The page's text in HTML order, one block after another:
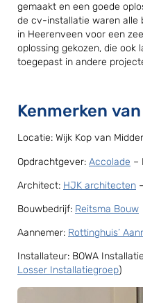
gemaakt en een goede
de cv-installatie waren alle
in Heerenveen voor een
oplossing gekozen, die ook
toegepast in andere
Kenmerken
Locatie: Wijk Kop van
Opdrachtgever: Accolade –
Architect: HJK architecten
Bouwbedrijf: Reitsma Bouw
Aannemer: Rottinghuis’
Installateur: BOWA
Losser Installatiegroep)